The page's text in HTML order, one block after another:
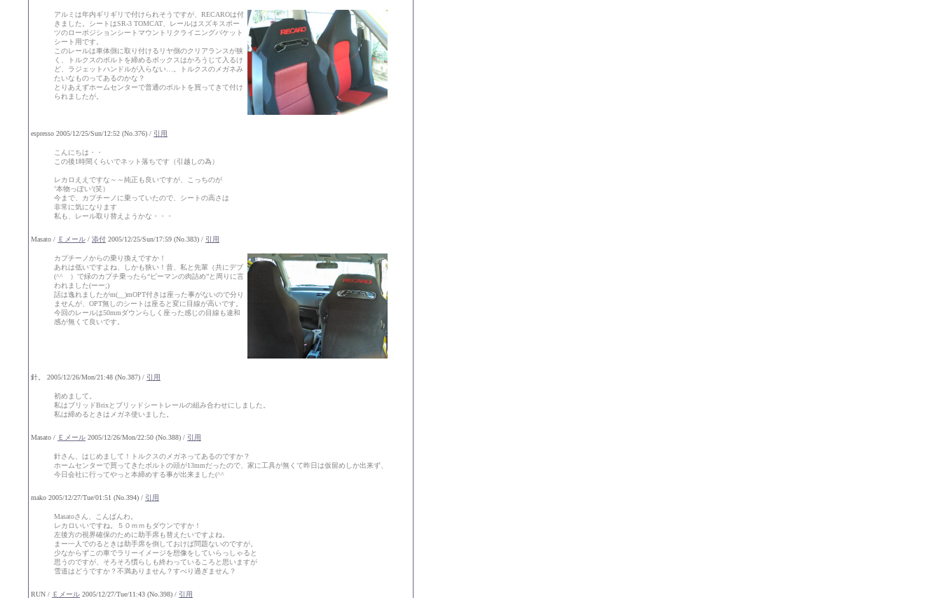
アルミは年内ギリギリで付けられそうですが、RECAROは付
きました。シートはSR-3 TOMCAT、レールはスズキスポー
ツのローポジションシートマウントリクライニングバケット
シート用です。
このレールは車体側に取り付けるリヤ側のクリアランスが狭
く、トルクスのボルトを締めるボックスはかろうじて入るけ
ど、ラジェットハンドルが入らない…。トルクスのメガネみ
たいなものってあるのかな？
とりあえずホームセンターで普通のボルトを買ってきて付け
られましたが。
espresso 2005/12/25/Sun/12:52 (No.376) / 引用
こんにちは・・
この後1時間くらいでネット落ちです（引越しの為）
レカロええですな～～純正も良いですが、こっちのが
’本物っぽい’(笑）
今まで、カプチーノに乗っていたので、シートの高さは
非常に気になります
私も、レール取り替えようかな・・・
Masato / Ｅメール / 添付 2005/12/25/Sun/17:59 (No.383) / 引用
カプチーノからの乗り換えですか！
あれは低いですよね、しかも狭い！昔、私と先輩（共にデブ
(^^ゞ）で緑のカプチ乗ったら“ピーマンの肉詰め”と周りに言
われました(ーー;)
話は逸れましたがm(__)mOPT付きは座った事がないので分り
ませんが、OPT無しのシートは座ると変に目線が高いです。
今回のレールは50mmダウンらしく座った感じの目線も違和
感が無くて良いです。
針。 2005/12/26/Mon/21:48 (No.387) / 引用
初めまして。
私はブリッドBrixとブリッドシートレールの組み合わせにしました。
私は締めるときはメガネ使いました。
Masato / Ｅメール 2005/12/26/Mon/22:50 (No.388) / 引用
針さん、はじめまして！トルクスのメガネってあるのですか？
ホームセンターで買ってきたボルトの頭が13mmだったので、家に工具が無くて昨日は仮留めしか出来ず、
今日会社に行ってやっと本締めする事が出来ました(^^ゞ
mako 2005/12/27/Tue/01:51 (No.394) / 引用
Masatoさん、こんばんわ。
レカロいいですね。５０ｍｍもダウンですか！
左後方の視界確保のために助手席も替えたいですよね。
まー一人でのるときは助手席を倒しておけば問題ないのですが。
少なからずこの車でラリーイメージを想像をしていらっしゃると
思うのですが、そろそろ慣らしも終わっているころと思いますが
雪道はどうですか？不満ありません？すべり過ぎません？
RUN / Ｅメール 2005/12/27/Tue/11:43 (No.398) / 引用